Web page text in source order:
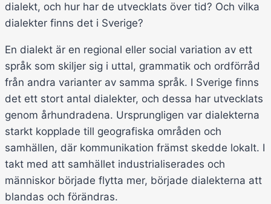
dialekt, och hur har de utvecklats över tid? Och vilka
dialekter finns det i Sverige?
En dialekt är en regional eller social variation av ett
språk som skiljer sig i uttal, grammatik och ordförråd
från andra varianter av samma språk. I Sverige finns
det ett stort antal dialekter, och dessa har utvecklats
genom århundradena. Ursprungligen var dialekterna
starkt kopplade till geografiska områden och
samhällen, där kommunikation främst skedde lokalt. I
takt med att samhället industrialiserades och
människor började flytta mer, började dialekterna att
blandas och förändras.